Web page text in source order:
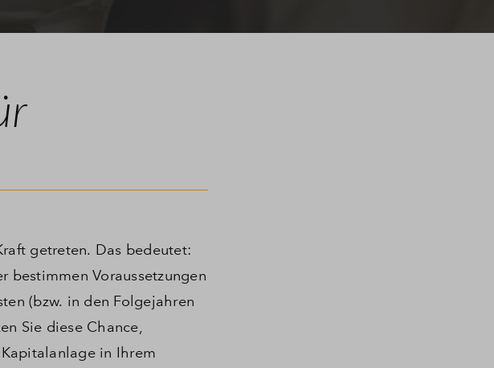
getreten. Das bedeutet:
bestimmen Voraussetzungen
(bzw. in den Folgejahren
Sie diese Chance,
in Ihrem